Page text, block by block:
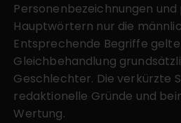
Personenbezeichnungen
Hauptwörtern nur die
Entsprechende Begriffe
Gleichbehandlung
Geschlechter. Die verkürzte
redaktionelle Gründe und
Wertung.